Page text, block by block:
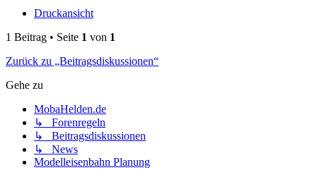
Druckansicht
1 Beitrag • Seite 1 von 1
Zurück zu „Beitragsdiskussionen“
Gehe zu
MobaHelden.de
↳ Forenregeln
↳ Beitragsdiskussionen
↳ News
Modelleisenbahn Planung